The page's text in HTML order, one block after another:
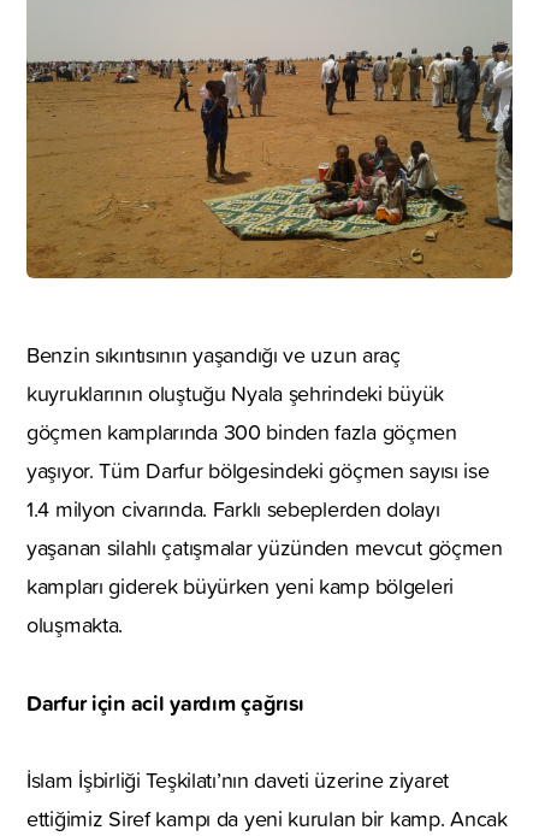
Benzin sıkıntısının yaşandığı ve uzun araç
kuyruklarının oluştuğu Nyala şehrindeki büyük
göçmen kamplarında 300 binden fazla göçmen
yaşıyor. Tüm Darfur bölgesindeki göçmen sayısı ise
1.4 milyon civarında. Farklı sebeplerden dolayı
yaşanan silahlı çatışmalar yüzünden mevcut göçmen
kampları giderek büyürken yeni kamp bölgeleri
oluşmakta.
Darfur için acil yardım çağrısı
İslam İşbirliği Teşkilatı’nın daveti üzerine ziyaret
ettiğimiz Siref kampı da yeni kurulan bir kamp. Ancak